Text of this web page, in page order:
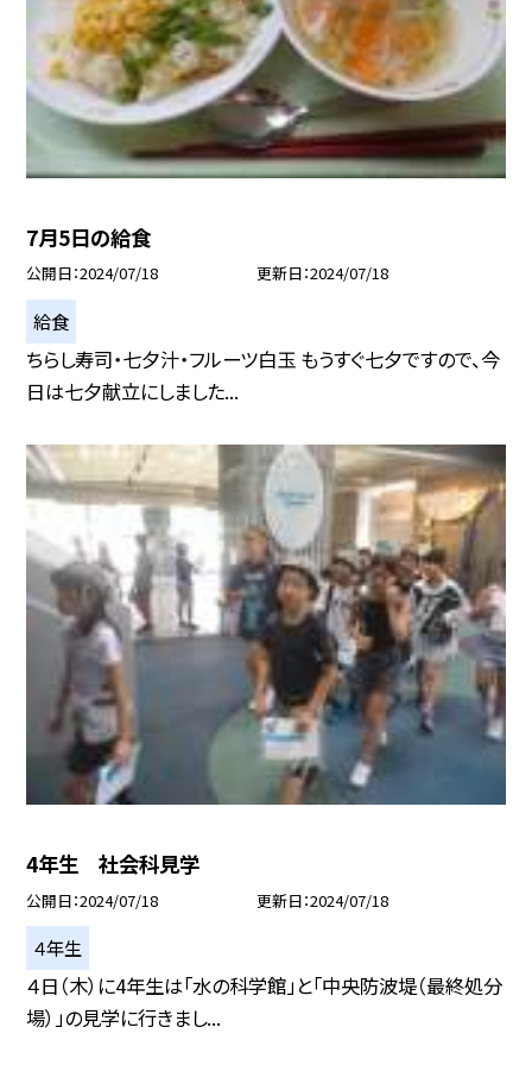
7月5日の給食
公開日 2024/07/18 更新日 2024/07/18
給食
ちらし寿司・七夕汁・フルーツ白玉 もうすぐ七夕ですので、今
日は七夕献立にしました...
4年生 社会科見学
公開日 2024/07/18 更新日 2024/07/18
４年生
４日（木）に4年生は「水の科学館」と「中央防波堤（最終処分
場）」の見学に行きまし...